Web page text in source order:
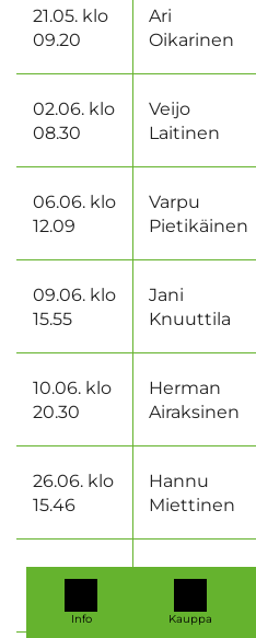
Info Kauppa
21.05. klo
09.20
Ari
Oikarinen
02.06. klo
08.30
Veijo
Laitinen
06.06. klo
12.09
Varpu
Pietikäinen
09.06. klo
15.55
Jani
Knuuttila
10.06. klo
20.30
Herman
Airaksinen
26.06. klo
15.46
Hannu
Miettinen
04.07. klo
Heikki